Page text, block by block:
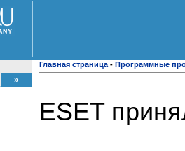
Главная страница - Программные
ESET